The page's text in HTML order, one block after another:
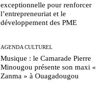
exceptionnelle pour renforcer
l’entrepreneuriat et le
développement des PME
AGENDA CULTUREL
Musique : le Camarade Pierre
Minougou présente son maxi «
Zanma » à Ouagadougou